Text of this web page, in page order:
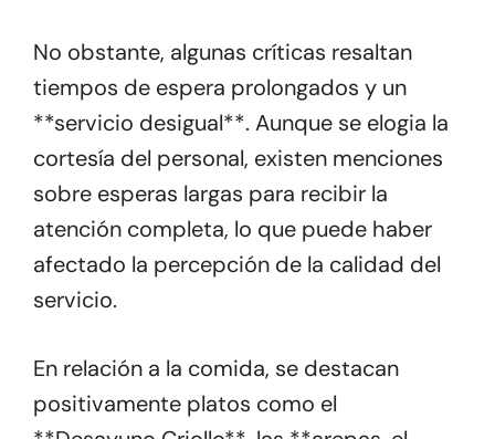
No obstante, algunas críticas resaltan
tiempos de espera prolongados y un
**servicio desigual**. Aunque se elogia la
cortesía del personal, existen menciones
sobre esperas largas para recibir la
atención completa, lo que puede haber
afectado la percepción de la calidad del
servicio.
En relación a la comida, se destacan
positivamente platos como el